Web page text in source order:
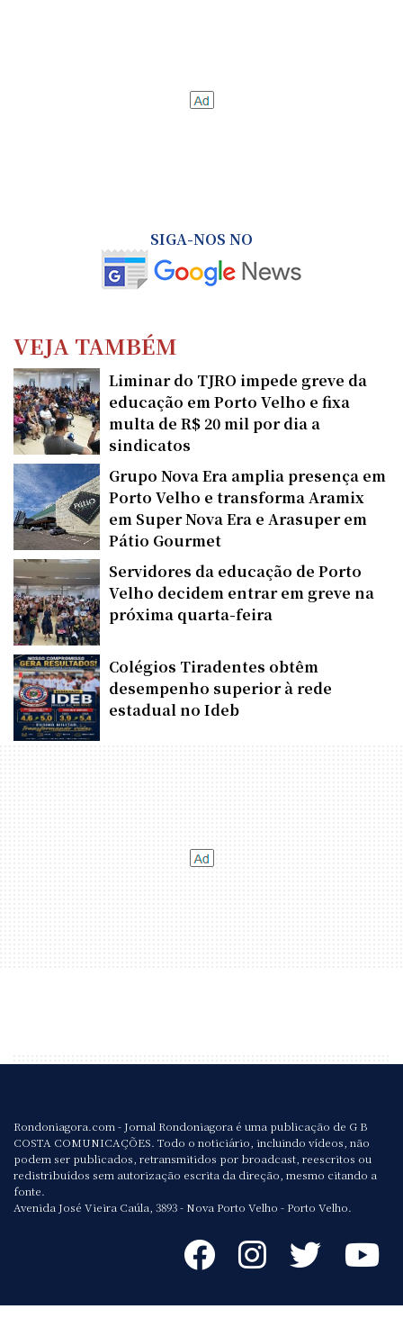
SIGA-NOS NO
VEJA TAMBÉM
Liminar do TJRO impede greve da
educação em Porto Velho e fixa
multa de R$ 20 mil por dia a
sindicatos
Grupo Nova Era amplia presença em
Porto Velho e transforma Aramix
em Super Nova Era e Arasuper em
Pátio Gourmet
Servidores da educação de Porto
Velho decidem entrar em greve na
próxima quarta-feira
Colégios Tiradentes obtêm
desempenho superior à rede
estadual no Ideb
Rondoniagora.com - Jornal Rondoniagora é uma publicação de G B
COSTA COMUNICAÇÕES. Todo o noticiário, incluindo vídeos, não
podem ser publicados, retransmitidos por broadcast, reescritos ou
redistribuídos sem autorização escrita da direção, mesmo citando a
fonte.
Avenida José Vieira Caúla, 3893 - Nova Porto Velho - Porto Velho.